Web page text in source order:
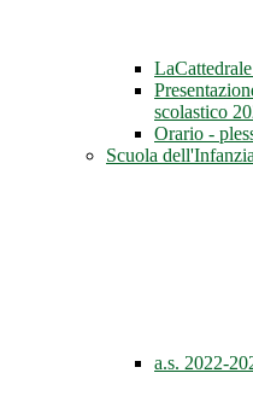
scolastico
Orario -
Scuola
a.s. 2022-